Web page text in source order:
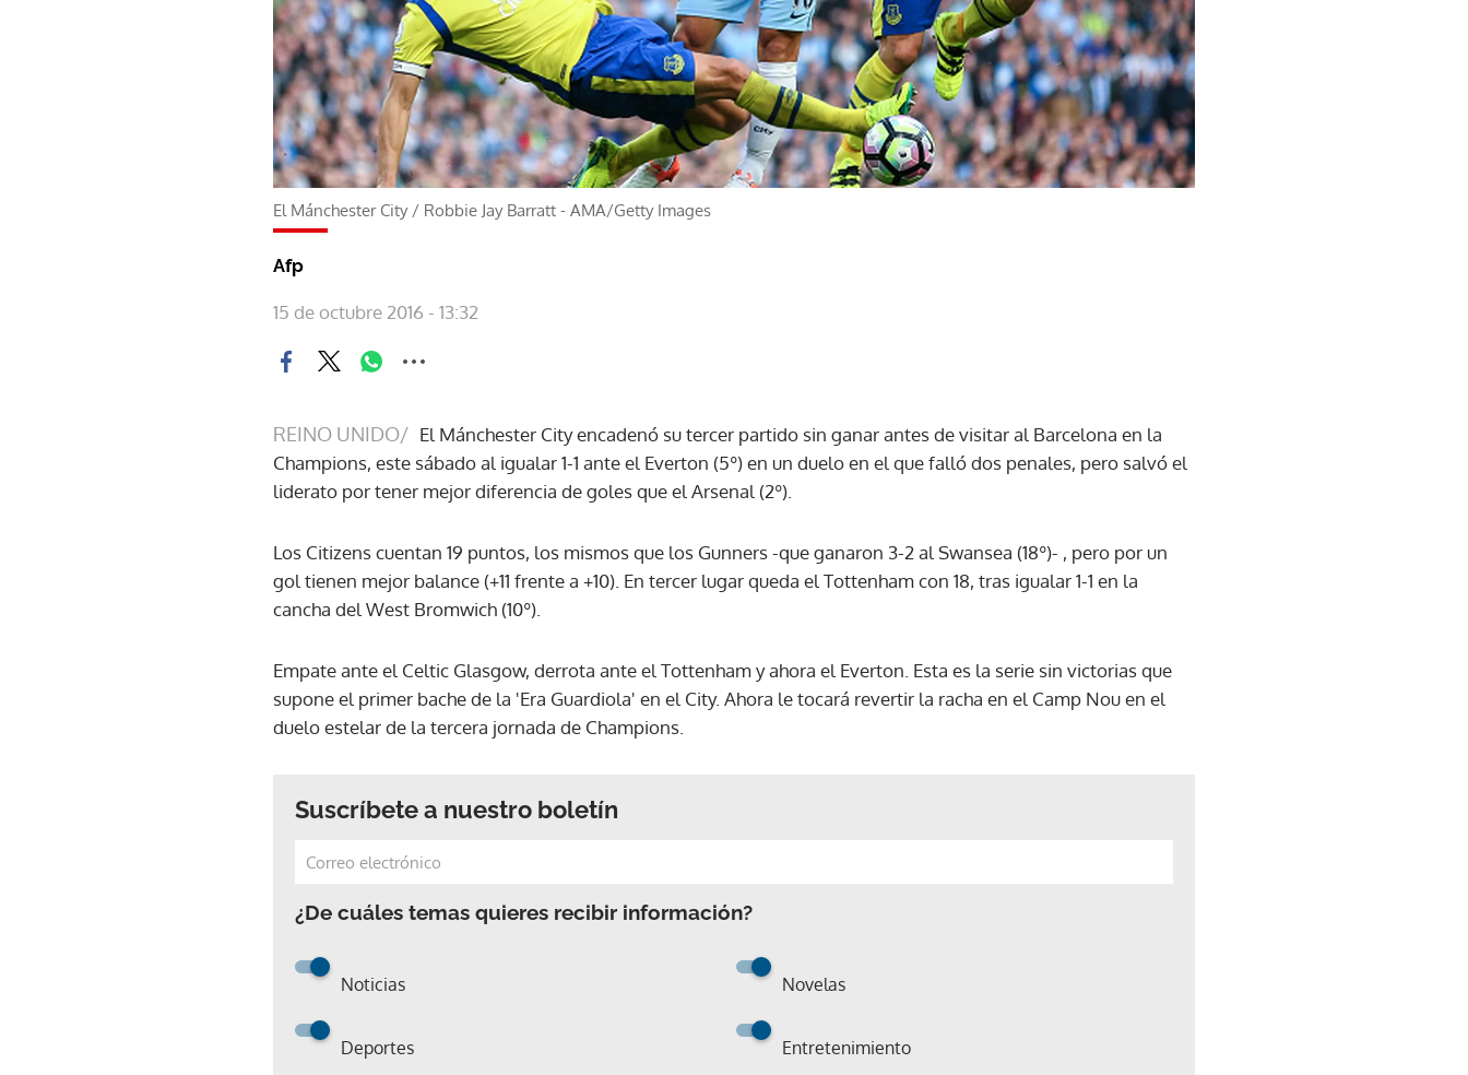
El Mánchester City/ Robbie Jay Barratt - AMA/Getty Images
Afp
15 de octubre 2016 - 13:32
REINO UNIDO/ El Mánchester City encadenó su tercer partido sin ganar antes de visitar al Barcelona en la
Champions, este sábado al igualar 1-1 ante el Everton (5º) en un duelo en el que falló dos penales, pero salvó el
liderato por tener mejor diferencia de goles que el Arsenal (2º).
Los Citizens cuentan 19 puntos, los mismos que los Gunners -que ganaron 3-2 al Swansea (18º)- , pero por un
gol tienen mejor balance (+11 frente a +10). En tercer lugar queda el Tottenham con 18, tras igualar 1-1 en la
cancha del West Bromwich (10º).
Empate ante el Celtic Glasgow, derrota ante el Tottenham y ahora el Everton. Esta es la serie sin victorias que
supone el primer bache de la 'Era Guardiola' en el City. Ahora le tocará revertir la racha en el Camp Nou en el
duelo estelar de la tercera jornada de Champions.
Suscríbete a nuestro boletín
¿De cuáles temas quieres recibir información?
Noticias Novelas
Deportes Entretenimiento